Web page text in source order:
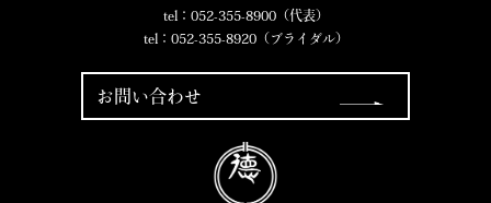
tel： 052-355-8900（代表）
tel： 052-355-8920（ブライダル）
お問い合わせ